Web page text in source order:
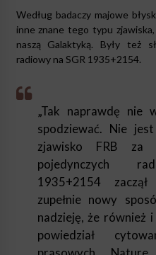
Według badaczy majowe
inne znane tego typu
naszą Galaktyką. Były też
radiowy na SGR 1935+2154.
„Tak naprawdę nie
spodziewać. Nie
zjawisko FRB za
pojedynczych
1935+2154
zupełnie nowy
nadzieję, że również
powiedział